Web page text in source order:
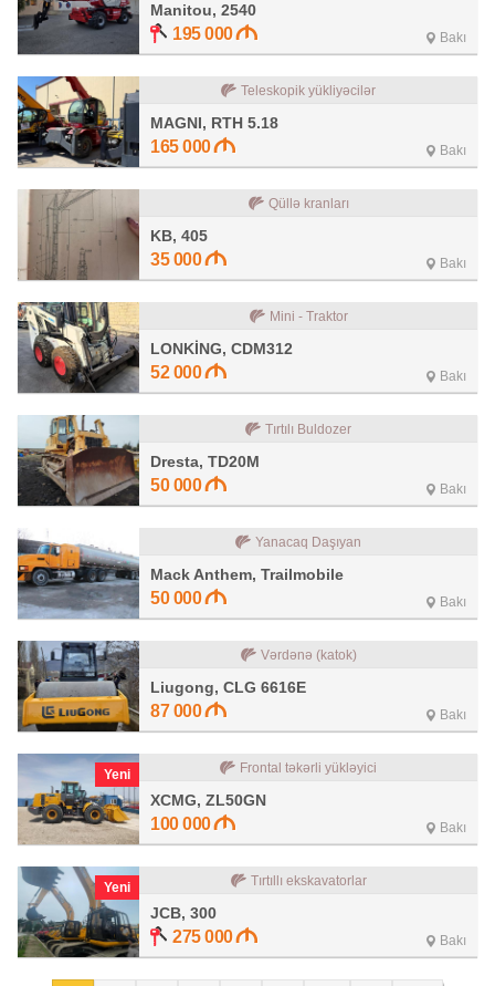
Manitou, 2540
195 000 Bakı
Teleskopik yükliyəcilər
MAGNI, RTH 5.18
165 000 Bakı
Qüllə kranları
KB, 405
35 000 Bakı
Mini - Traktor
LONKİNG, CDM312
52 000 Bakı
Tırtılı Buldozer
Dresta, TD20M
50 000 Bakı
Yanacaq Daşıyan
Mack Anthem, Trailmobile
50 000 Bakı
Vərdənə (katok)
Liugong, CLG 6616E
87 000 Bakı
Yeni Frontal təkərli yükləyici
XCMG, ZL50GN
100 000 Bakı
Yeni Tırtıllı ekskavatorlar
JCB, 300
275 000 Bakı